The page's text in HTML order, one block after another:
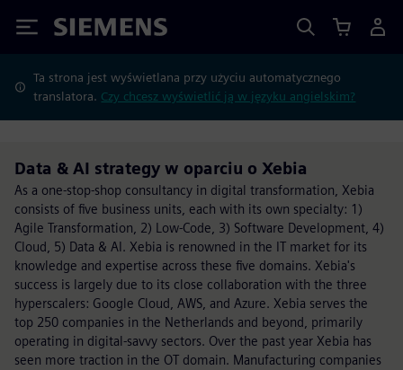
Siemens
Ta strona jest wyświetlana przy użyciu automatycznego
translatora. Czy chcesz wyświetlić ją w języku angielskim?
Data & AI strategy w oparciu o Xebia
As a one-stop-shop consultancy in digital transformation, Xebia
consists of five business units, each with its own specialty: 1)
Agile Transformation, 2) Low-Code, 3) Software Development, 4)
Cloud, 5) Data & AI. Xebia is renowned in the IT market for its
knowledge and expertise across these five domains. Xebia's
success is largely due to its close collaboration with the three
hyperscalers: Google Cloud, AWS, and Azure. Xebia serves the
top 250 companies in the Netherlands and beyond, primarily
operating in digital-savvy sectors. Over the past year Xebia has
seen more traction in the OT domain. Manufacturing companies